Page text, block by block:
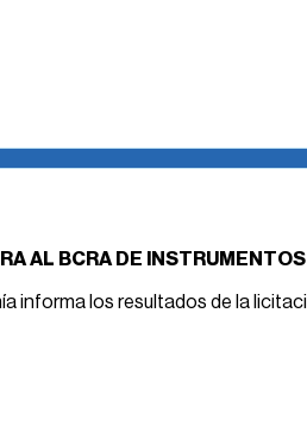
AL BCRA DE
informa los resultados de la